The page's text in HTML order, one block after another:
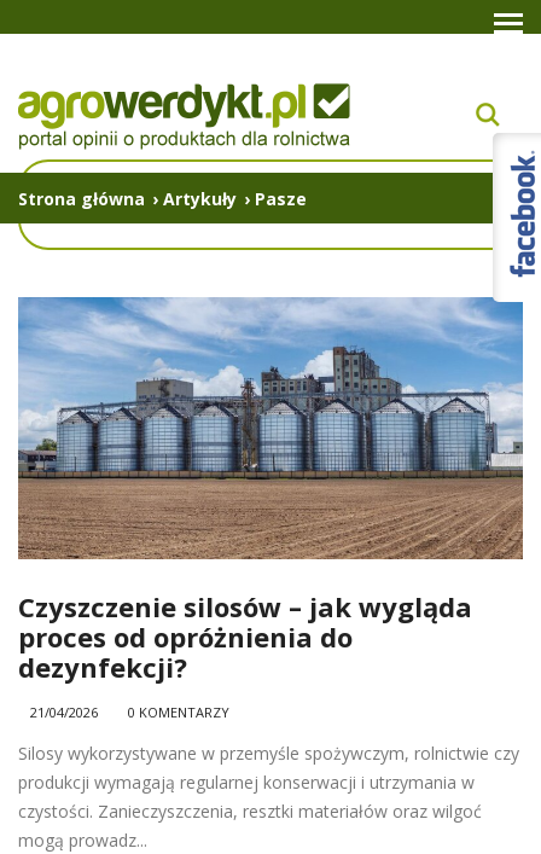
Strona główna › Artykuły › Pasze
Czyszczenie silosów – jak wygląda
proces od opróżnienia do
dezynfekcji?
21/04/2026 0 KOMENTARZY
Silosy wykorzystywane w przemyśle spożywczym, rolnictwie czy
produkcji wymagają regularnej konserwacji i utrzymania w
czystości. Zanieczyszczenia, resztki materiałów oraz wilgoć
mogą prowadz...